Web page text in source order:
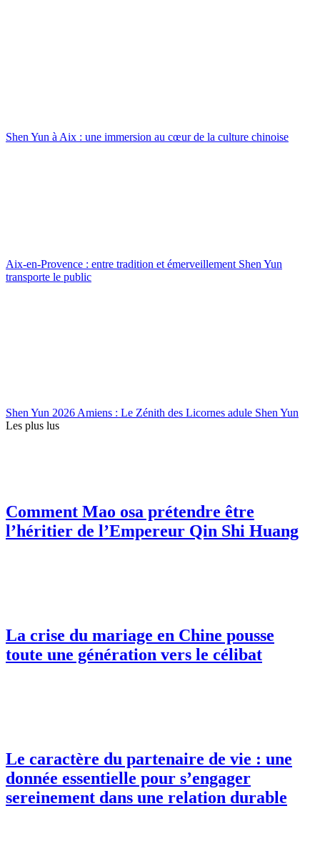
Shen Yun à Aix : une immersion au cœur de la culture chinoise
Aix-en-Provence : entre tradition et émerveillement Shen Yun
transporte le public
Shen Yun 2026 Amiens : Le Zénith des Licornes adule Shen Yun
Les plus lus
Comment Mao osa prétendre être
l’héritier de l’Empereur Qin Shi Huang
La crise du mariage en Chine pousse
toute une génération vers le célibat
Le caractère du partenaire de vie : une
donnée essentielle pour s’engager
sereinement dans une relation durable